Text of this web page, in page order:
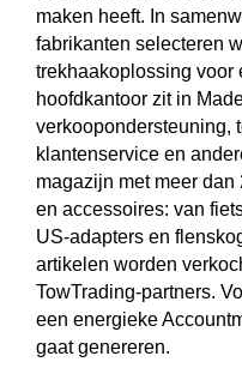
maken heeft. In
fabrikanten selecteren
trekhaakoplossing voor
hoofdkantoor zit in
verkoopondersteuning,
klantenservice en
magazijn met meer
en accessoires: van
US-adapters en
artikelen worden
TowTrading-partners.
een energieke
gaat genereren.